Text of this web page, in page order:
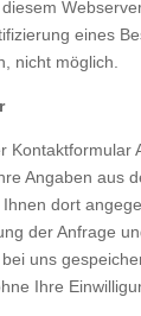
eines
nicht möglich.
Kontaktformular
Angaben aus
dort
der Anfrage
uns
Ihre